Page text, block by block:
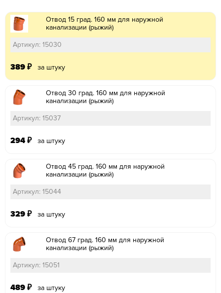
Отвод 15 град. 160 мм для наружной
канализации (рыжий)
Артикул: 15030
389 ₽ за штуку
Отвод 30 град. 160 мм для наружной
канализации (рыжий)
Артикул: 15037
294 ₽ за штуку
Отвод 45 град. 160 мм для наружной
канализации (рыжий)
Артикул: 15044
329 ₽ за штуку
Отвод 67 град. 160 мм для наружной
канализации (рыжий)
Артикул: 15051
489 ₽ за штуку